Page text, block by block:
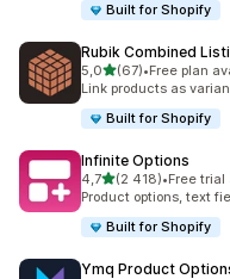
Built for Shopify
Rubik Combined
5,0av 5 stjerner
(67)
Totalt 67 omtaler
•Free plan
Link products as
Built for Shopify
Infinite Options
4,7av 5 stjerner
(2 418)
Totalt 2418 omtaler
•Free trial
Product options, text
Built for Shopify
Ymq Product